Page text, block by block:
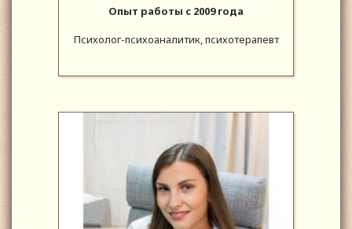
Опыт работы с 2009 года
Психолог-психоаналитик, психотерапевт